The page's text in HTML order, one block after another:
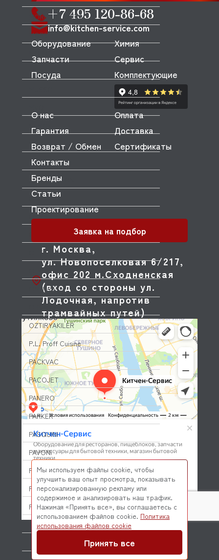
MORELLO FORNI
MORETTI
MULLER
NEMOX
NOPEIN
NTF
NUOVA SIMONELLI
ODE
OEM
OLIS
OLYMPIA
OMNIWASH
OZTIRYAKILER
P.L. Proff Cuisine
PACKVAC
PACOJET
PANERO
PARKER
PASQUINI
PAVONI
PIRON
PIZZA-GROUP
PLAS-CONT
POLAIR (ПОЛАИР)
+7 495 120-86-68
info@kitchen-service.com
г. Москва,
ул. Новопоселковая 6/217,
офис 202 м.Сходненская
(вход со стороны ул.
Лодочная, напротив
трамвайных путей)
Оборудование
Запчасти
Посуда
Химия
Сервис
Комплектующие
О нас
Оплата
Гарантия
Доставка
Возврат / Обмен
Сертификаты
Контакты
Бренды
Статьи
Проектирование
Заявка на подбор
© 2026 Kitchen-Service.com Интернет-магазин запчастей
и оборудования профессиональной кухни
Мы используем файлы cookie, чтобы
улучшить ваш опыт просмотра, показывать
персонализированную рекламу или
содержимое и анализировать наш трафик.
Нажимая «Принять все», вы соглашаетесь с
использованием файлов cookie. Политика
использования файлов cookie
Принять все